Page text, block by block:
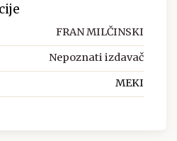
FRAN MILČINSKI
Nepoznati izdavač
MEKI